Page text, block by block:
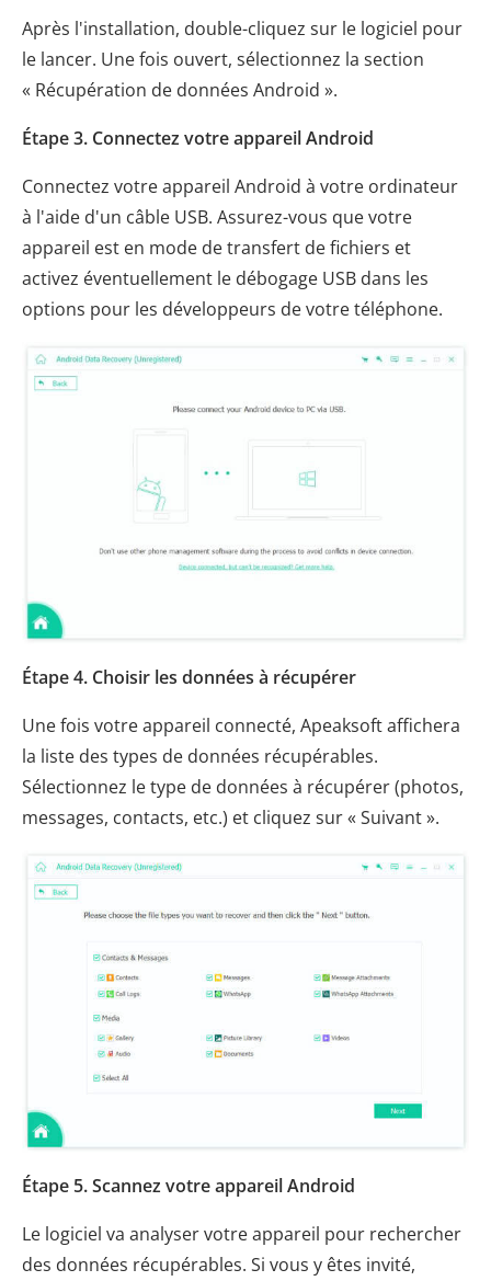
Après l'installation, double-cliquez sur le logiciel pour
le lancer. Une fois ouvert, sélectionnez la section
« Récupération de données Android ».
Étape 3. Connectez votre appareil Android
Connectez votre appareil Android à votre ordinateur
à l'aide d'un câble USB. Assurez-vous que votre
appareil est en mode de transfert de fichiers et
activez éventuellement le débogage USB dans les
options pour les développeurs de votre téléphone.
Étape 4. Choisir les données à récupérer
Une fois votre appareil connecté, Apeaksoft affichera
la liste des types de données récupérables.
Sélectionnez le type de données à récupérer (photos,
messages, contacts, etc.) et cliquez sur « Suivant ».
Étape 5. Scannez votre appareil Android
Le logiciel va analyser votre appareil pour rechercher
des données récupérables. Si vous y êtes invité,